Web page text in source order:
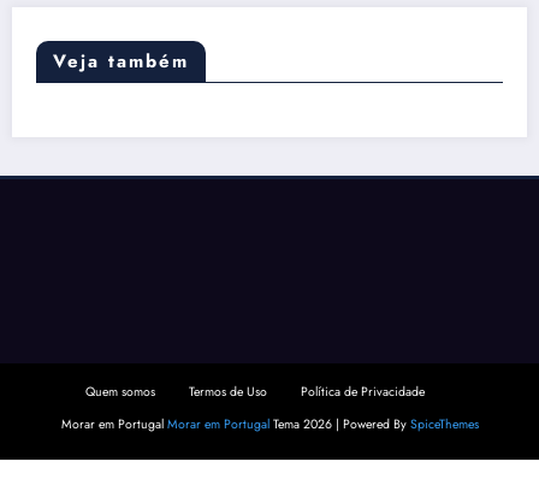
Veja também
Quem somos Termos de Uso
Política de Privacidade
Morar em Portugal Morar em PortugalTema 2026 | Powered By SpiceThemes